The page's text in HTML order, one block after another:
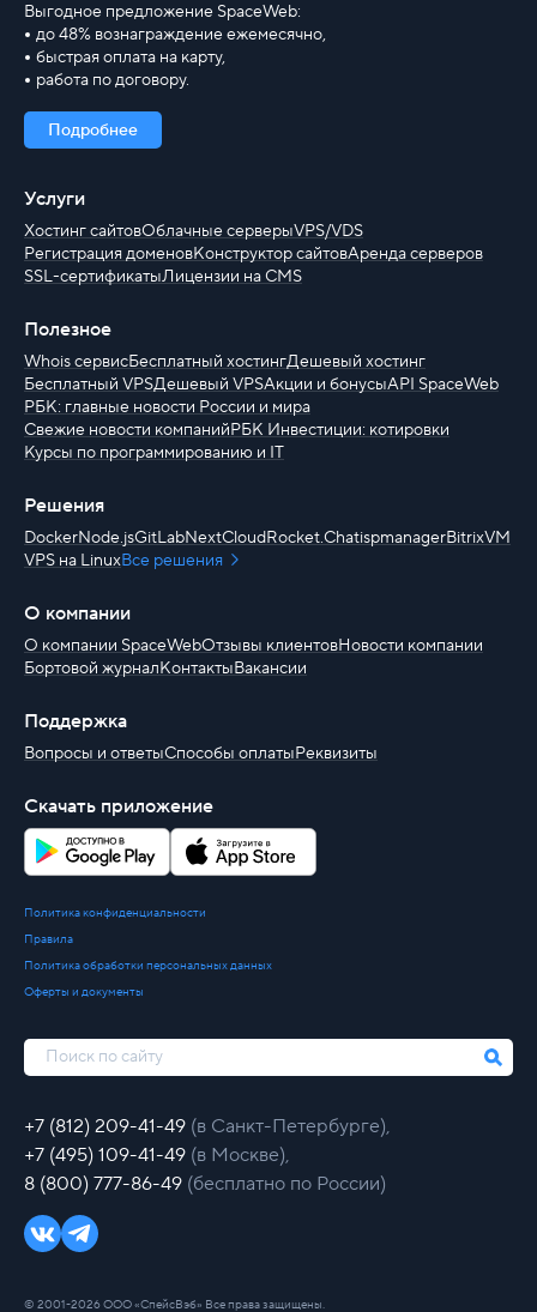
Выгодное предложение SpaceWeb:
до 48% вознаграждение ежемесячно,
быстрая оплата на карту,
работа по договору.
Подробнее
Услуги
Хостинг сайтовОблачные серверыVPS/VDS
Регистрация доменовКонструктор сайтовАренда серверов
SSL-сертификатыЛицензии на CMS
Полезное
Whois сервисБесплатный хостингДешевый хостинг
Бесплатный VPSДешевый VPSАкции и бонусыAPI SpaceWeb
РБК: главные новости России и мира
Свежие новости компанийРБК Инвестиции: котировки
Курсы по программированию и IT
Решения
DockerNode.jsGitLabNextCloudRocket.ChatispmanagerBitrixVM
VPS на LinuxВсе решения
О компании
О компании SpaceWebОтзывы клиентовНовости компании
Бортовой журналКонтактыВакансии
Поддержка
Вопросы и ответыСпособы оплатыРеквизиты
Скачать приложение
Политика конфиденциальности
Правила
Политика обработки персональных данных
Оферты и документы
+7 (812) 209-41-49 (в Санкт-Петербурге),
+7 (495) 109-41-49 (в Москве),
8 (800) 777-86-49 (бесплатно по России)
© 2001-2026 ООО «СпейсВэб» Все права защищены.